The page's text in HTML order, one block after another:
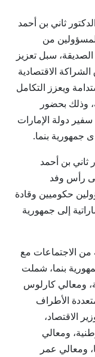
الدكتور ثاني بن أحمد
من
سبل تعزيز
الاقتصادية
ويعزز التكامل
وذلك بحضور
دولة الإمارات
جمهورية بنما.
ثاني بن أحمد
رأس وفد
حكوميين وقادة
إلى جمهورية
من الاجتماعات مع
بنما، شملت
ومعالي كارلوس
الأطراف
الاقتصاد،
ومعالي
ومعالي عمر